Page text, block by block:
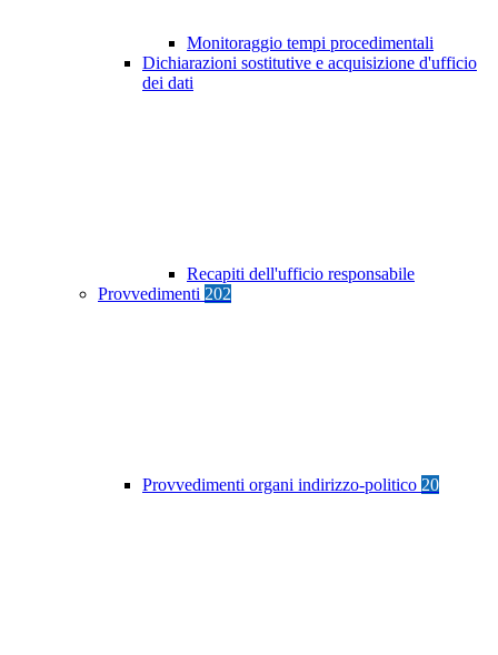
Monitoraggio tempi procedimentali
Dichiarazioni sostitutive e acquisizione d'ufficio
dei dati
Recapiti dell'ufficio responsabile
Provvedimenti 202
Provvedimenti organi indirizzo-politico 20